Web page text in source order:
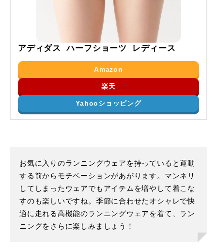
アディダス ハーフショーツ レディース
Amazon
楽天
Yahooショッピング
お気に入りのランニングウェアを持っていると運動
する前からモチベーションがあがります。マンネリ
してしまったウェアでもアイテムを増やして着こな
すのも楽しいですね。季節に合わせたオシャレで快
適に走れる高機能のランニングウェアを着て、ラン
ニングをさらに楽しみましょう！